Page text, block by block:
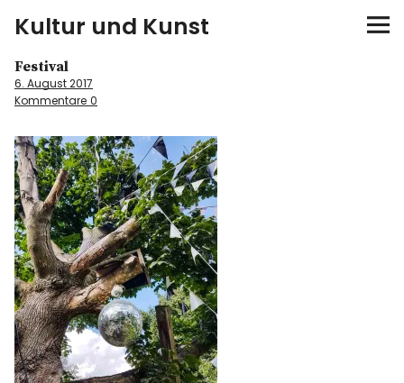
Kultur und Kunst
kultur & kunst
Spiele
Konzerte
Museen bei…
Bloggerreisen
Über mich
Festival
6. August 2017
Kommentare 0